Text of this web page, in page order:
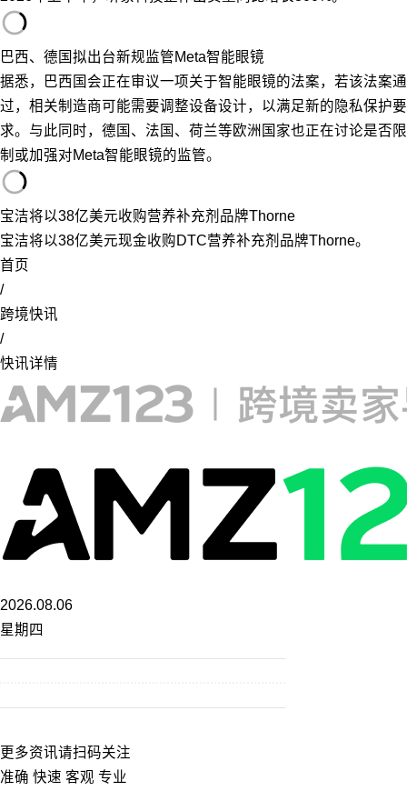
巴西、德国拟出台新规监管Meta智能眼镜
据悉，巴西国会正在审议一项关于智能眼镜的法案，若该法案通
过，相关制造商可能需要调整设备设计，以满足新的隐私保护要
求。与此同时，德国、法国、荷兰等欧洲国家也正在讨论是否限
制或加强对Meta智能眼镜的监管。
宝洁将以38亿美元收购营养补充剂品牌Thorne
宝洁将以38亿美元现金收购DTC营养补充剂品牌Thorne。
首页
/
跨境快讯
/
快讯详情
2026.08.06
星期四
更多资讯请扫码关注
准确 快速 客观 专业